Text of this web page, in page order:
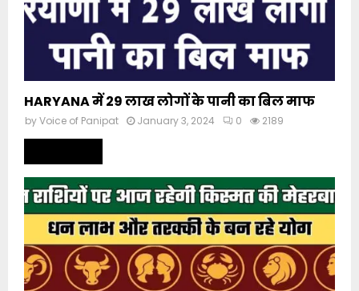
HARYANA में 29 लाख लोगों के पानी का बिल माफ
byVoice of Panipat January 3, 2024 0 2189